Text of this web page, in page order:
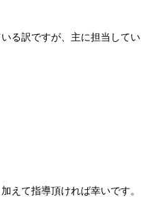
る訳ですが、主に担当してい
えて指導頂ければ幸いです。